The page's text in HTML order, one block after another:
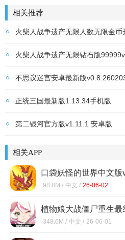
相关推荐
火柴人战争遗产无限人数无限金
最新版
火柴人战争遗产无限钻石版
不思议迷宫安卓最新版
正统三国最新版1.13.34手机版
第二银河官方版v1.11.1 安卓版
相关APP
口袋妖怪的世界中文版
98.8M / 中文 / 26-06-02
植物娘大战僵尸重生最
348.6M / 中文 / 26-06-01